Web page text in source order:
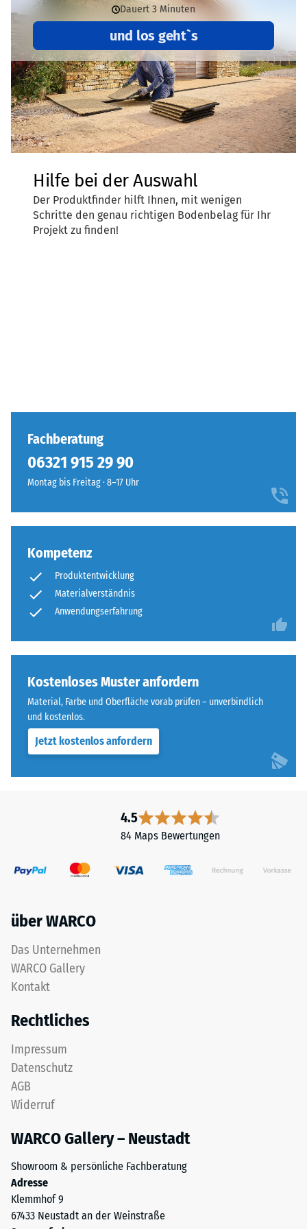
Lebensdauer wesentlich beeinflussen.
Lebensdauer
und Recyclingfähigkeit eine wichtige Rolle.
So ist z.B. ein regional hergestellter Terrassenbelag aus
gebundenem Gummigranulat, das zu einem großen Teil aus
Altreifen besteht und am Ende seiner Lebensdauer
wiederverwertet werden kann, wesentlich
umweltfreundlicherals eine Holzterrasse aus Tropenholz
oder aus rumänischem Raubbauholz.
Fachberatung
06321 915 29 90
Montag bis Freitag · 8–17 Uhr
Kompetenz
Produktentwicklung
Materialverständnis
Anwendungserfahrung
Kostenloses Muster anfordern
Material, Farbe und Oberfläche vorab prüfen – unverbindlich
und kostenlos.
Jetzt kostenlos anfordern
4.5
84 Maps Bewertungen
über WARCO
Das Unternehmen
WARCO Gallery
Kontakt
Rechtliches
Impressum
Datenschutz
AGB
Widerruf
WARCO Gallery – Neustadt
Showroom & persönliche Fachberatung
Adresse
Klemmhof 9
67433 Neustadt an der Weinstraße